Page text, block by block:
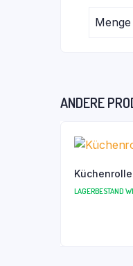
Menge
ANDERE
LAGERBESTAND